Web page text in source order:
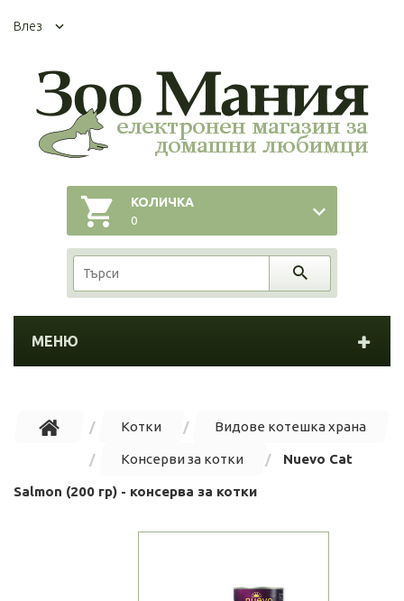
Влез
КОЛИЧКА
0
МЕНЮ
Котки Видове котешка храна
Консерви за котки Nuevo Cat
Salmon (200 гр) - консерва за котки